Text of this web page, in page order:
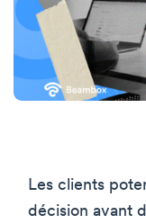
Les clients
décision avant